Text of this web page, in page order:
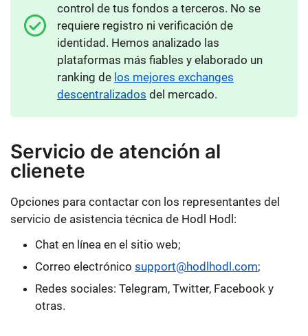
control de tus fondos a terceros. No se
requiere registro ni verificación de
identidad. Hemos analizado las
plataformas más fiables y elaborado un
ranking de los mejores exchanges
descentralizados del mercado.
Servicio de atención al
clienete
Opciones para contactar con los representantes del
servicio de asistencia técnica de Hodl Hodl:
Chat en línea en el sitio web;
Correo electrónico support@hodlhodl.com;
Redes sociales: Telegram, Twitter, Facebook y
otras.